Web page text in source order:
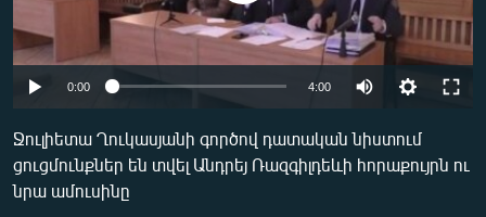
ՄՇԱԿՈՒՅԹ
ՍՊՈՐՏ
ՄԵԿՆԱԲԱՆՈՒԹՅՈՒՆ
ՏՏ ԵՒ ԻՆՏԵՐՆԵՏ
ԿՈՐՈՆԱՎԻՐՈՒՍ
ԱՐԽԻՎ
0:00 4:00
Ջուլիետա Ղուկասյանի գործով դատական նիստում
ցուցմունքներ են տվել Անդրեյ Ռազգիլդեևի հորաքույրն ու
նրա ամուսինը